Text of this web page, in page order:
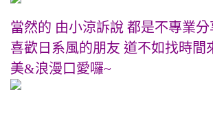
當然的 由小涼訴說 都是不專業分
喜歡日系風的朋友 道不如找時間
美&浪漫口愛囉~